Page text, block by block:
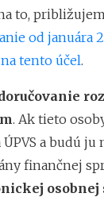
to,
od januára
tento účel.
. Ak tieto
a budú ju
finančnej
osobnej